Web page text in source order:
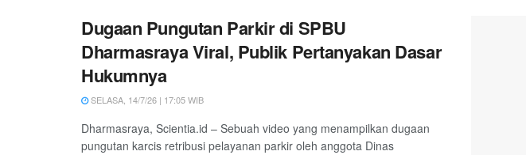
Dugaan Pungutan Parkir di SPBU
Dharmasraya Viral, Publik Pertanyakan Dasar
Hukumnya
SELASA, 14/7/26 | 17:05 WIB
Dharmasraya, Scientia.id – Sebuah video yang menampilkan dugaan
pungutan karcis retribusi pelayanan parkir oleh anggota Dinas